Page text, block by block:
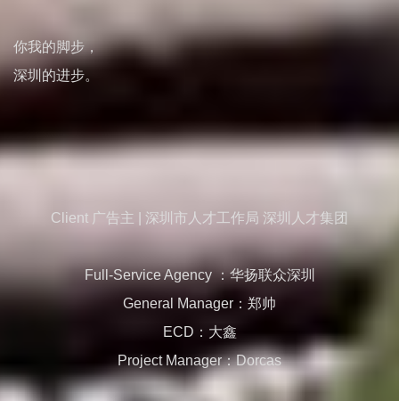
你我的脚步，
深圳的进步。
Client 广告主 | 深圳市人才工作局 深圳人才集团
Full-Service Agency ：华扬联众深圳
General Manager：郑帅
ECD：大鑫
Project Manager：Dorcas